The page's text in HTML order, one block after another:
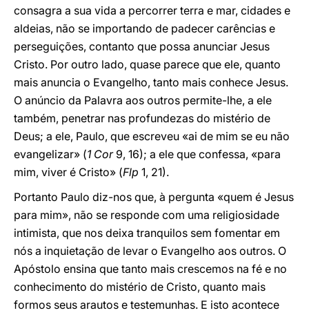
consagra a sua vida a percorrer terra e mar, cidades e
aldeias, não se importando de padecer carências e
perseguições, contanto que possa anunciar Jesus
Cristo. Por outro lado, quase parece que ele, quanto
mais anuncia o Evangelho, tanto mais conhece Jesus.
O anúncio da Palavra aos outros permite-lhe, a ele
também, penetrar nas profundezas do mistério de
Deus; a ele, Paulo, que escreveu «ai de mim se eu não
evangelizar» (1 Cor9, 16); a ele que confessa, «para
mim, viver é Cristo» (Flp 1, 21).
Portanto Paulo diz-nos que, à pergunta «quem é Jesus
para mim», não se responde com uma religiosidade
intimista, que nos deixa tranquilos sem fomentar em
nós a inquietação de levar o Evangelho aos outros. O
Apóstolo ensina que tanto mais crescemos na fé e no
conhecimento do mistério de Cristo, quanto mais
formos seus arautos e testemunhas. E isto acontece